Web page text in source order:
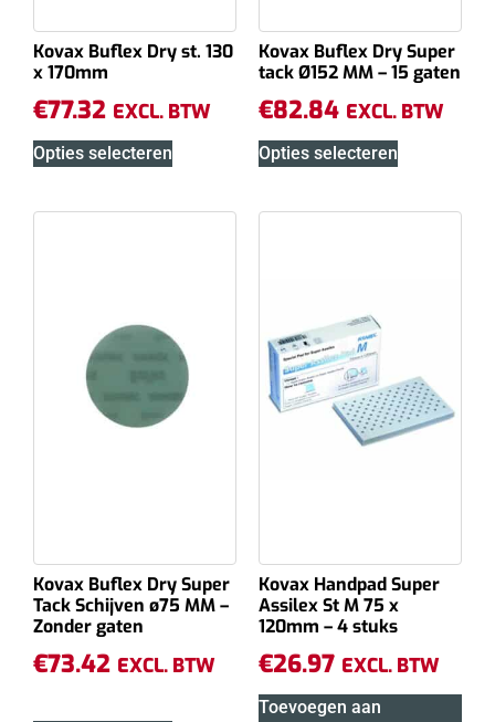
Kovax Buflex Dry st. 130
x 170mm
€77.32 EXCL. BTW
Opties selecteren
Kovax Buflex Dry Super
tack Ø152 MM – 15 gaten
€82.84 EXCL. BTW
Opties selecteren
Kovax Buflex Dry Super
Tack Schijven ø75 MM –
Zonder gaten
€73.42 EXCL. BTW
Kovax Handpad Super
Assilex St M 75 x
120mm – 4 stuks
€26.97 EXCL. BTW
Toevoegen aan